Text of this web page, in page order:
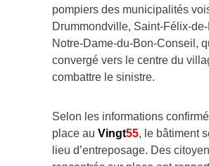
pompiers des municipalités
Drummondville, Saint-Félix-
Notre-Dame-du-Bon-Conseil,
convergé vers le centre du
combattre le sinistre.
Selon les informations
place au Vingt55, le bâtiment
lieu d’entreposage. Des